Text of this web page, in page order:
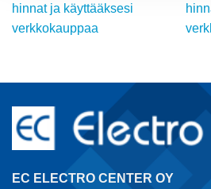
hinnat ja käyttääksesi
verkkokauppaa
EC ELECTRO CENTER OY